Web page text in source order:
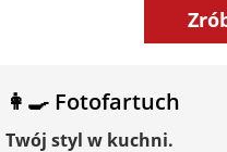
👩‍🍳 Fotofartuch
Twój styl w kuchni.